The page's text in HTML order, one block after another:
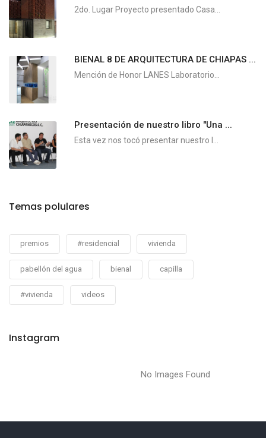
2do. Lugar Proyecto presentado Casa...
BIENAL 8 DE ARQUITECTURA DE CHIAPAS ...
Mención de Honor LANES Laboratorio...
Presentación de nuestro libro "Una ...
Esta vez nos tocó presentar nuestro l...
Temas polulares
premios #residencial vivienda
pabellón del agua bienal capilla
#vivienda videos
Instagram
No Images Found